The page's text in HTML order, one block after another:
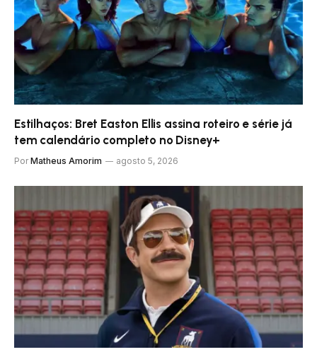
Estilhaços: Bret Easton Ellis assina roteiro e série já
tem calendário completo no Disney+
Por Matheus Amorim agosto 5, 2026